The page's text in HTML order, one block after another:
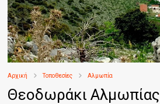
Αρχική Τοποθεσίες Αλμωπία
Θεοδωράκι Αλμωπίας